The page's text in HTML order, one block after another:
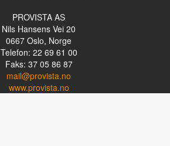
PROVISTA AS
Nils Hansens Vei 20
0667 Oslo, Norge
Telefon: 22 69 61 00
Faks: 37 05 86 87
mail@provista.no
www.provista.no